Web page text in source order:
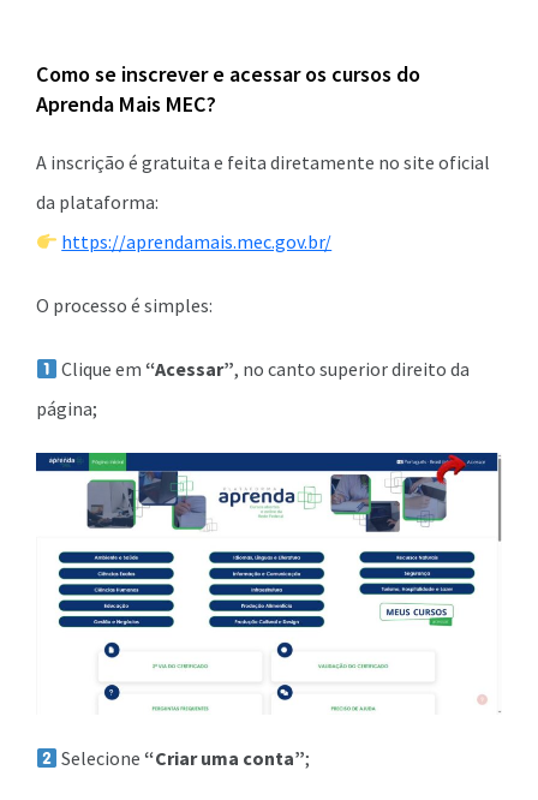
Como se inscrever e acessar os cursos do
Aprenda Mais MEC?
A inscrição é gratuita e feita diretamente no site oficial
da plataforma:
https://aprendamais.mec.gov.br/
O processo é simples:
Clique em “Acessar”, no canto superior direito da
página;
Selecione “Criar uma conta”;